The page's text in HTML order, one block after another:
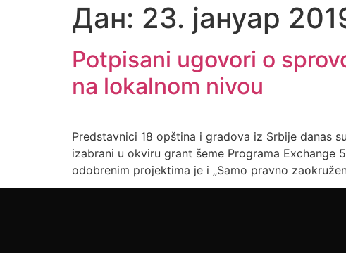
Дан: 23. јануар
Potpisani ugovori o
na lokalnom nivou
Predstavnici 18 opština i gradova iz Srbije danas
izabrani u okviru grant šeme Programa Exchange
odobrenim projektima je i „Samo pravno